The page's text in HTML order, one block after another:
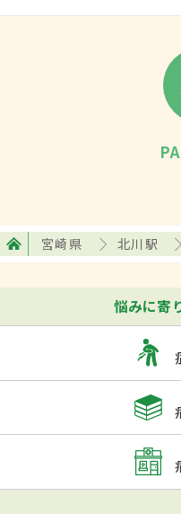
宮崎県 北川駅
悩みに寄